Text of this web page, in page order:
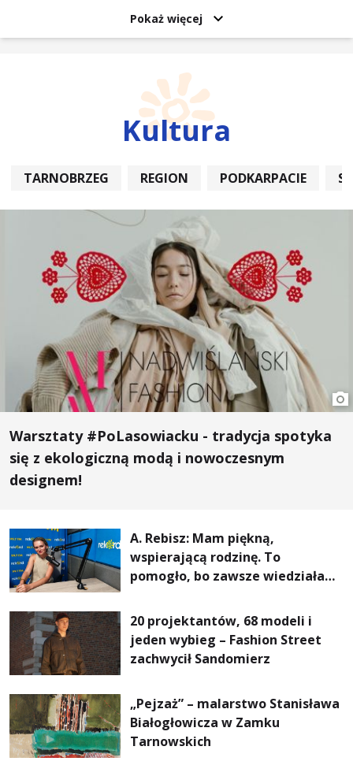
Pokaż więcej
Kultura
TARNOBRZEG REGION PODKARPACIE
Warsztaty #PoLasowiacku - tradycja spotyka
się z ekologiczną modą i nowoczesnym
designem!
A. Rebisz: Mam piękną,
wspierającą rodzinę. To
pomogło, bo zawsze wiedziałam,
najważniejsza
20 projektantów, 68 modeli i
jeden wybieg – Fashion Street
zachwycił Sandomierz
„Pejzaż” – malarstwo Stanisława
Białogłowicza w Zamku
Tarnowskich